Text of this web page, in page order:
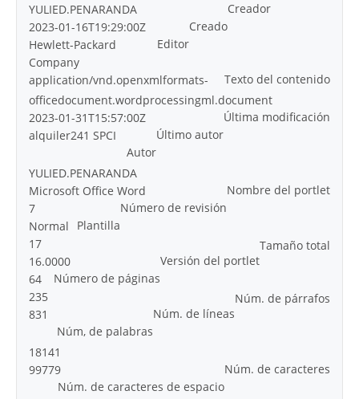
Creador
YULIED.PENARANDA
Creado
2023-01-16T19:29:00Z
Editor
Hewlett-Packard
Company
Texto del contenido
application/vnd.openxmlformats-
officedocument.wordprocessingml.document
Última modificación
2023-01-31T15:57:00Z
Último autor
alquiler241 SPCI
Autor
YULIED.PENARANDA
Nombre del portlet
Microsoft Office Word
Número de revisión
7
Plantilla
Normal
Tamaño total
17
Versión del portlet
16.0000
Número de páginas
64
Núm. de párrafos
235
Núm. de líneas
831
Núm, de palabras
18141
Núm. de caracteres
99779
Núm. de caracteres de espacio